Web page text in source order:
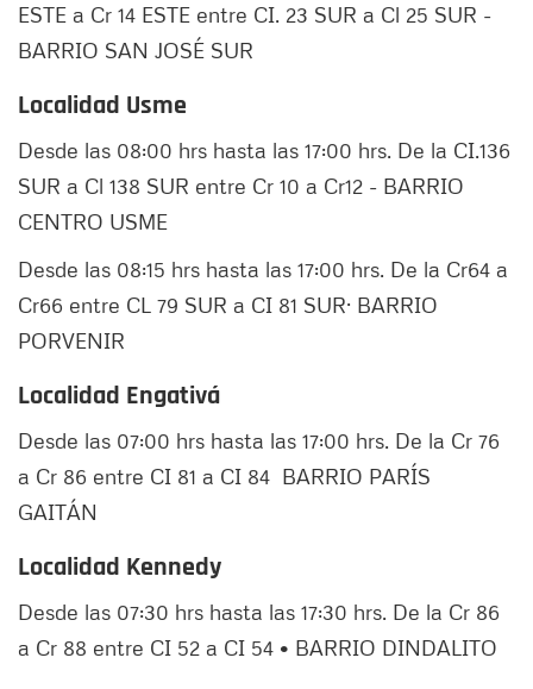
ESTE a Cr 14 ESTE entre CI. 23 SUR a Cl 25 SUR -
BARRIO SAN JOSÉ SUR
Localidad Usme
Desde las 08:00 hrs hasta las 17:00 hrs. De la CI.136
SUR a Cl 138 SUR entre Cr 10 a Cr12 - BARRIO
CENTRO USME
Desde las 08:15 hrs hasta las 17:00 hrs. De la Cr64 a
Cr66 entre CL 79 SUR a CI 81 SUR· BARRIO
PORVENIR
Localidad Engativá
Desde las 07:00 hrs hasta las 17:00 hrs. De la Cr 76
a Cr 86 entre CI 81 a CI 84 BARRIO PARÍS
GAITÁN
Localidad Kennedy
Desde las 07:30 hrs hasta las 17:30 hrs. De la Cr 86
a Cr 88 entre CI 52 a CI 54 • BARRIO DINDALITO